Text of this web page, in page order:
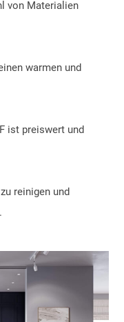
von Materialien
warmen und
ist preiswert und
reinigen und